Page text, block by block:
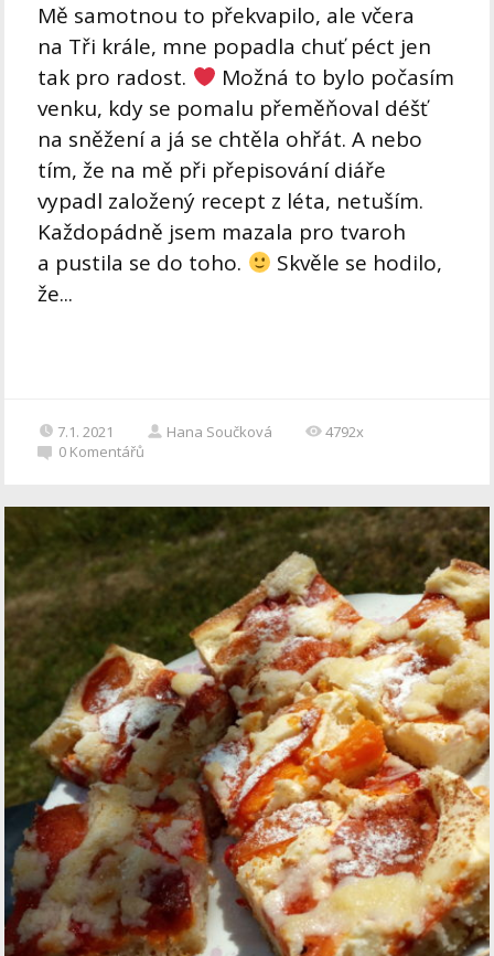
Mě samotnou to překvapilo, ale včera
na Tři krále, mne popadla chuť péct jen
tak pro radost.
Možná to bylo počasím
venku, kdy se pomalu přeměňoval déšť
na sněžení a já se chtěla ohřát. A nebo
tím, že na mě při přepisování diáře
vypadl založený recept z léta, netuším.
Každopádně jsem mazala pro tvaroh
a pustila se do toho.
Skvěle se hodilo,
že...
7.1. 2021 Hana Součková
4792x
0 Komentářů